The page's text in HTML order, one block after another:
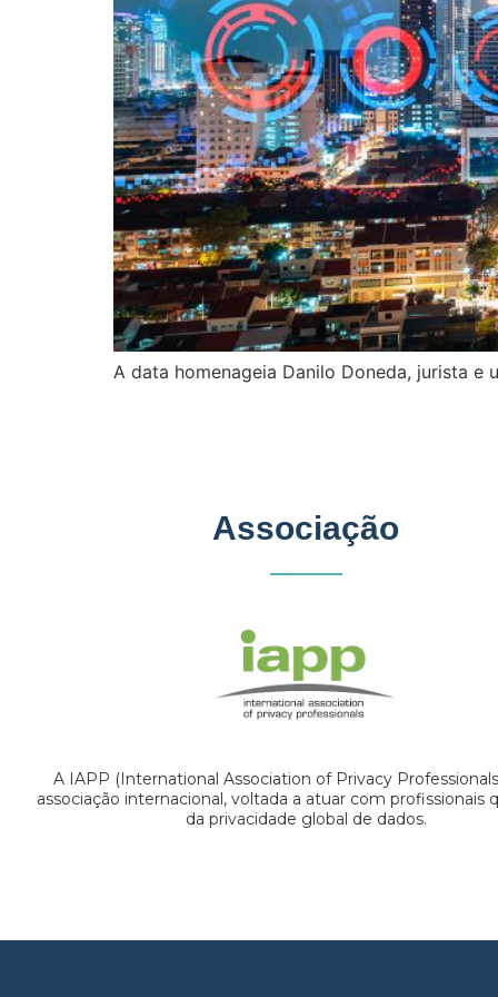
A data homenageia Danilo Doneda, jurista
Associação
A IAPP (International Association of Privacy
associação internacional, voltada a atuar com profissionais
da privacidade global de dados.